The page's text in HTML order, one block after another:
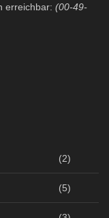
erreichbar: (00-49-
(2)
(5)